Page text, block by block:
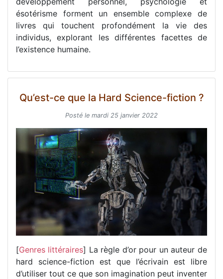
ésotérisme forment un ensemble complexe de
livres qui touchent profondément la vie des
individus, explorant les différentes facettes de
l’existence humaine.
Qu’est-ce que la Hard Science-fiction ?
Posté le mardi 25 janvier 2022
[Genres littéraires] La règle d’or pour un auteur de
hard science-fiction est que l’écrivain est libre
d’utiliser tout ce que son imagination peut inventer